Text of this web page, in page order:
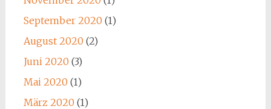
September 2020 (1)
August 2020 (2)
Juni 2020 (3)
Mai 2020 (1)
März 2020 (1)